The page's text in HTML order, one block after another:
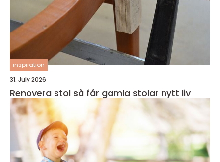
inspiration
31. July 2026
Renovera stol så får gamla stolar nytt liv